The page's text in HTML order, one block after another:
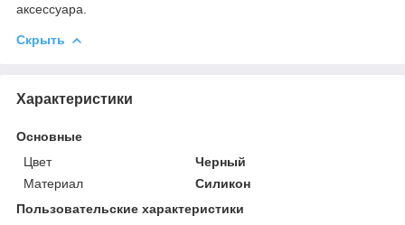
аксессуара.
Скрыть
Характеристики
Основные
Цвет
Черный
Материал
Силикон
Пользовательские характеристики